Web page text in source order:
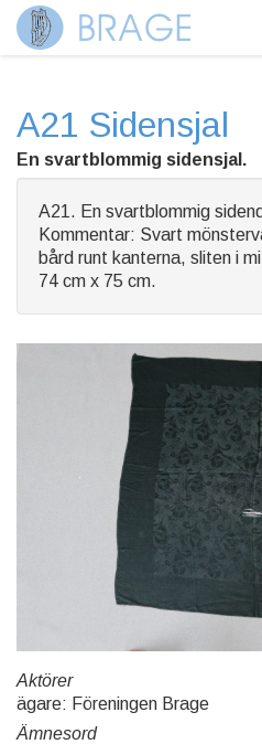
A21 Sidensjal
En svartblommig sidensjal.
A21. En svartblommig
Kommentar: Svart
bård runt kanterna, sliten i
74 cm x 75 cm.
Aktörer
ägare: Föreningen Brage
Ämnesord